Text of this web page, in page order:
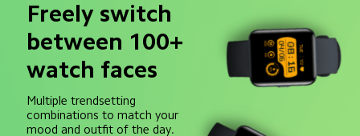
Freely switch
between 100+
watch faces
Multiple trendsetting
combinations to match your
mood and outfit of the day.